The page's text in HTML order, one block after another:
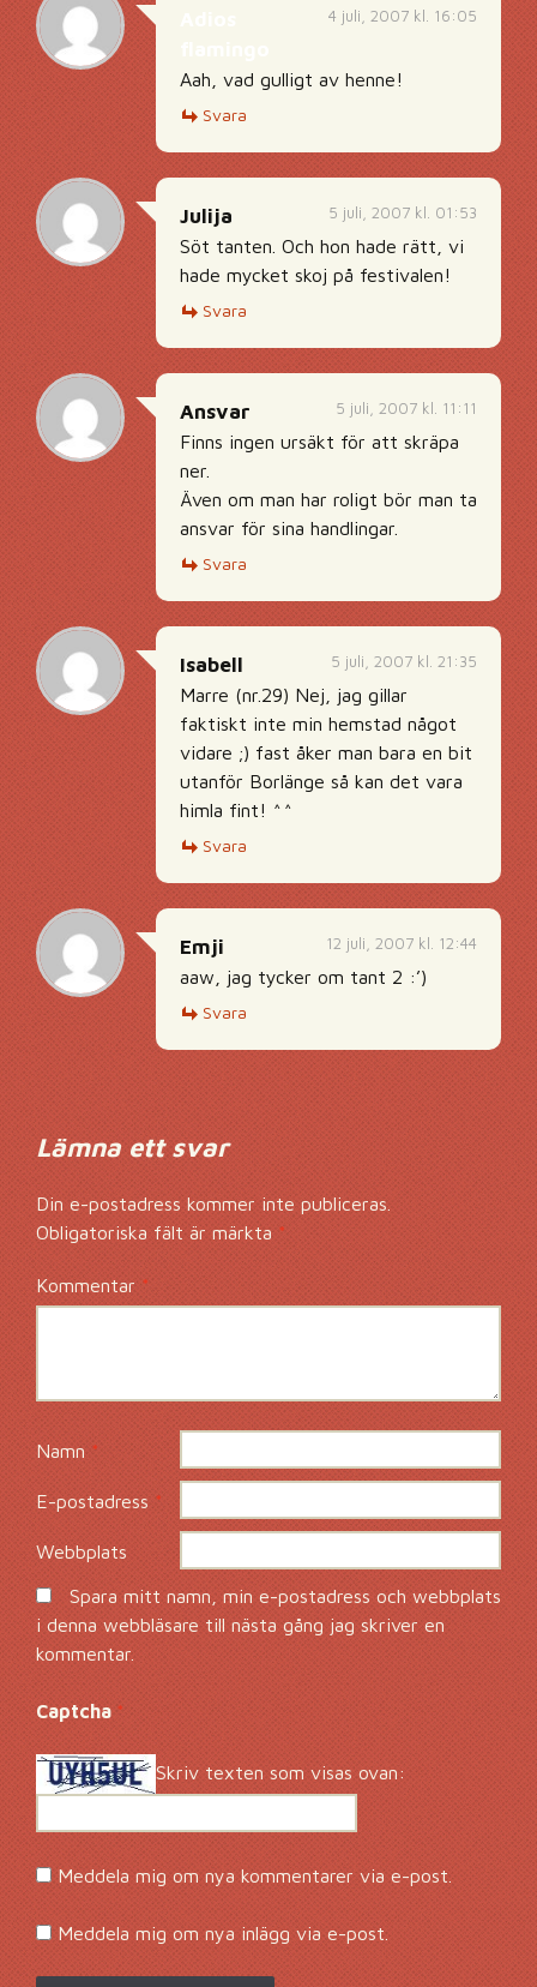
4 juli, 2007 kl. 16:05
Aah, vad gulligt av henne!
Svara
5 juli, 2007 kl. 01:53
Julija
Söt tanten. Och hon hade rätt, vi
hade mycket skoj på festivalen!
Svara
5 juli, 2007 kl. 11:11
Ansvar
Finns ingen ursäkt för att skräpa
ner.
Även om man har roligt bör man ta
ansvar för sina handlingar.
Svara
5 juli, 2007 kl. 21:35
Isabell
Marre (nr.29) Nej, jag gillar
faktiskt inte min hemstad något
vidare ;) fast åker man bara en bit
utanför Borlänge så kan det vara
himla fint! ^^
Svara
12 juli, 2007 kl. 12:44
Emji
aaw, jag tycker om tant 2 :’)
Svara
Lämna ett svar
Din e-postadress kommer inte publiceras.
Obligatoriska fält är märkta *
Kommentar*
Namn *
E-postadress *
Webbplats
Spara mitt namn, min e-postadress och webbplats
i denna webbläsare till nästa gång jag skriver en
kommentar.
Captcha *
Skriv texten som visas ovan:
Meddela mig om nya kommentarer via e-post.
Meddela mig om nya inlägg via e-post.